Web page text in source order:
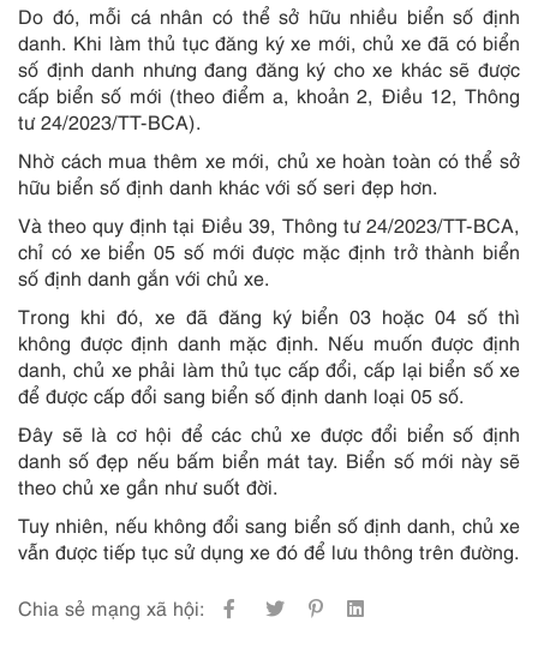
Do đó, mỗi cá nhân có thể sở hữu nhiều biển số định
danh. Khi làm thủ tục đăng ký xe mới, chủ xe đã có biển
số định danh nhưng đang đăng ký cho xe khác sẽ được
cấp biển số mới (theo điểm a, khoản 2, Điều 12, Thông
tư 24/2023/TT-BCA).
Nhờ cách mua thêm xe mới, chủ xe hoàn toàn có thể sở
hữu biển số định danh khác với số seri đẹp hơn.
Và theo quy định tại Điều 39, Thông tư 24/2023/TT-BCA,
chỉ có xe biển 05 số mới được mặc định trở thành biển
số định danh gắn với chủ xe.
Trong khi đó, xe đã đăng ký biển 03 hoặc 04 số thì
không được định danh mặc định. Nếu muốn được định
danh, chủ xe phải làm thủ tục cấp đổi, cấp lại biển số xe
để được cấp đổi sang biển số định danh loại 05 số.
Đây sẽ là cơ hội để các chủ xe được đổi biển số định
danh số đẹp nếu bấm biển mát tay. Biển số mới này sẽ
theo chủ xe gần như suốt đời.
Tuy nhiên, nếu không đổi sang biển số định danh, chủ xe
vẫn được tiếp tục sử dụng xe đó để lưu thông trên đường.
Chia sẻ mạng xã hội: